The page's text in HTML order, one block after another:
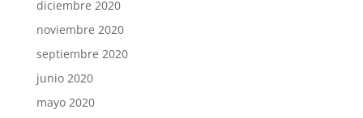
diciembre 2020
noviembre 2020
septiembre 2020
junio 2020
mayo 2020